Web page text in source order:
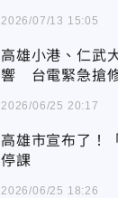
2026/07/13 15:05
高雄小港、仁武
響 台電緊急搶
2026/06/25 20:17
高雄市宣布了！
停課
2026/06/25 18:26